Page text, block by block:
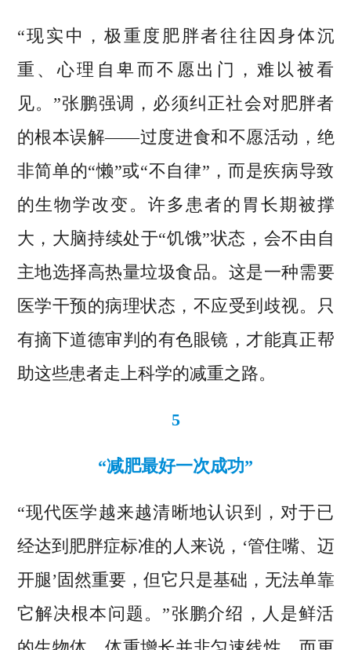
“现实中，极重度肥胖者往往因身体沉
重、心理自卑而不愿出门，难以被看
见。”张鹏强调，必须纠正社会对肥胖者
的根本误解——过度进食和不愿活动，绝
非简单的“懒”或“不自律”，而是疾病导致
的生物学改变。许多患者的胃长期被撑
大，大脑持续处于“饥饿”状态，会不由自
主地选择高热量垃圾食品。这是一种需要
医学干预的病理状态，不应受到歧视。只
有摘下道德审判的有色眼镜，才能真正帮
助这些患者走上科学的减重之路。
5
“减肥最好一次成功”
“现代医学越来越清晰地认识到，对于已
经达到肥胖症标准的人来说，‘管住嘴、迈
开腿’固然重要，但它只是基础，无法单靠
它解决根本问题。”张鹏介绍，人是鲜活